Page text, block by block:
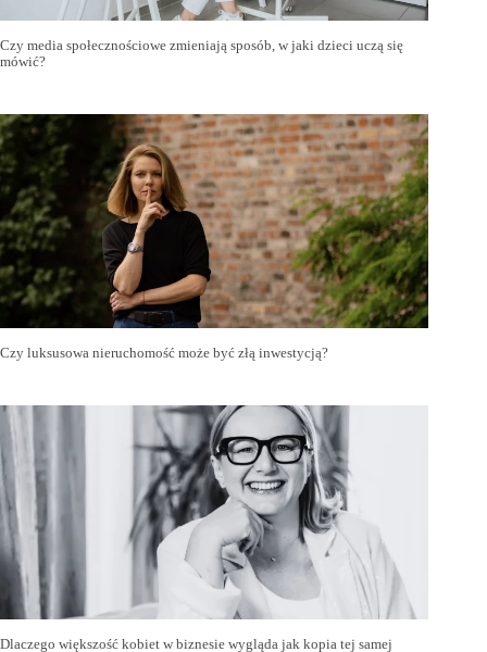
Czy media społecznościowe zmieniają sposób, w jaki dzieci uczą się
mówić?
Czy luksusowa nieruchomość może być złą inwestycją?
Dlaczego większość kobiet w biznesie wygląda jak kopia tej samej